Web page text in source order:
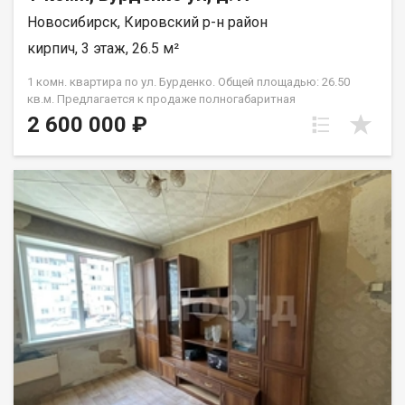
Новосибирск, Кировский р-н район
кирпич, 3 этаж, 26.5 м²
1 комн. квартира по ул. Бурденко. Общей площадью: 26.50
кв.м. Предлагается к продаже полногабаритная
однокомнатная квартира на комфортном третьем этаже
четырехэтажного дома. Общая площадь квартиры
создать уютное и комфортное пространство для жизни.
Квартира имеет одну комнату, которая может быть
использована как спальня, гостиная или кабинет в
зависимости от ваших потребностей. Большое окно в
комнате обеспечивает естественный свет и прекрасный вид
на окружающую инфраструктуру. Район, в котором
расположена квартира, имеет развитую инфраструктуру. В
шаговой доступности находятся магазины, супермаркеты,
аптеки, банки, кафе и рестораны. Также в нескольких минутах
ходьбы есть детские сады и школы, что делает эту квартиру
идеальным вариантом для семей с детьми. Для любителей
активного образа жизни в непосредственной близости от
дома расположены парки и скверы, где можно насладиться
прогулками на свежем воздухе. А благодаря удобному
2 600 000 ₽